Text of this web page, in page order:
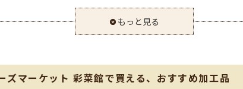
もっと見る
ズマーケット 彩菜館で買える、おすすめ加工品